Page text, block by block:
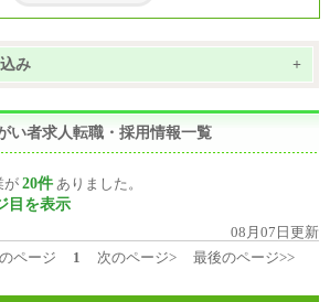
み +
い者求人転職・採用情報一覧
が 20件 ありました。
目を表示
08月07日更新
ページ 1 次のページ> 最後のページ>>